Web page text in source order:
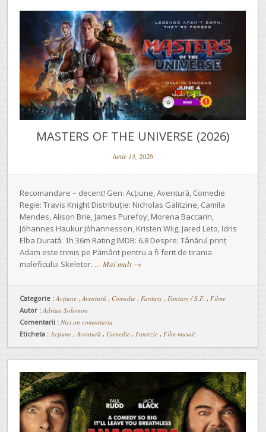
MASTERS OF THE UNIVERSE (2026)
iunie 13, 2026
Recomandare – decent! Gen: Acțiune, Aventură, Comedie
Regie: Travis Knight Distribuție: Nicholas Galitzine, Camila
Mendes, Alison Brie, James Purefoy, Morena Baccarin,
Jóhannes Haukur Jóhannesson, Kristen Wiig, Jared Leto, Idris
Elba Durată: 1h 36m Rating IMDB: 6.8 Despre: Tânărul prinț
Adam este trimis pe Pământ pentru a fi ferit de tirania
maleficului Skeletor. … Mai mult →
Categorie : Acţiune , Aventură , Comedie , Fantasy , Fantasy / S.F. , Filme
Autor : Adrian Solomon
Comentarii : Nici un comentariu
Eticheta : Acțiune , Aventură , Comedie , Fantezie , Film musai!